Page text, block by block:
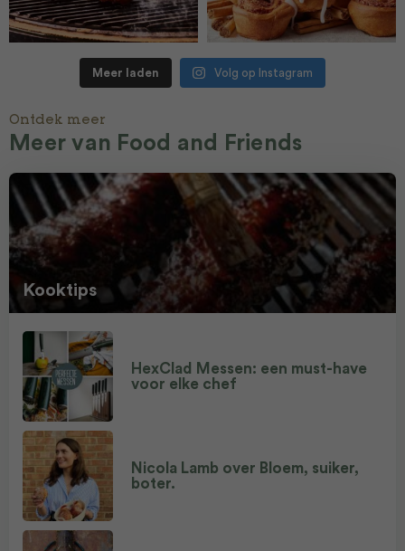
Meer laden Volg op Instagram
Ontdek meer
Meer van Food and Friends
Kooktips
HexClad Messen: een must-have
voor elke chef
Nicola Lamb over Bloem, suiker,
boter.